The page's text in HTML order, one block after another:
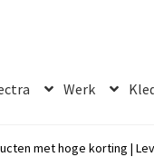
Werk
met hoge korting |